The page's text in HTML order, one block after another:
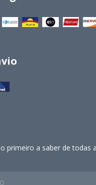
primeiro a saber de todas